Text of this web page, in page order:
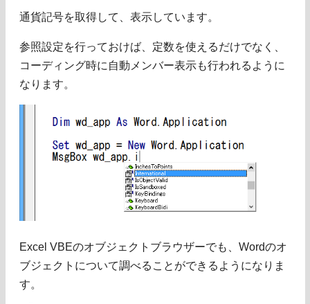
通貨記号を取得して、表示しています。
参照設定を行っておけば、定数を使えるだけでなく、
コーディング時に自動メンバー表示も行われるように
なります。
Excel VBEのオブジェクトブラウザーでも、Wordのオ
ブジェクトについて調べることができるようになりま
す。